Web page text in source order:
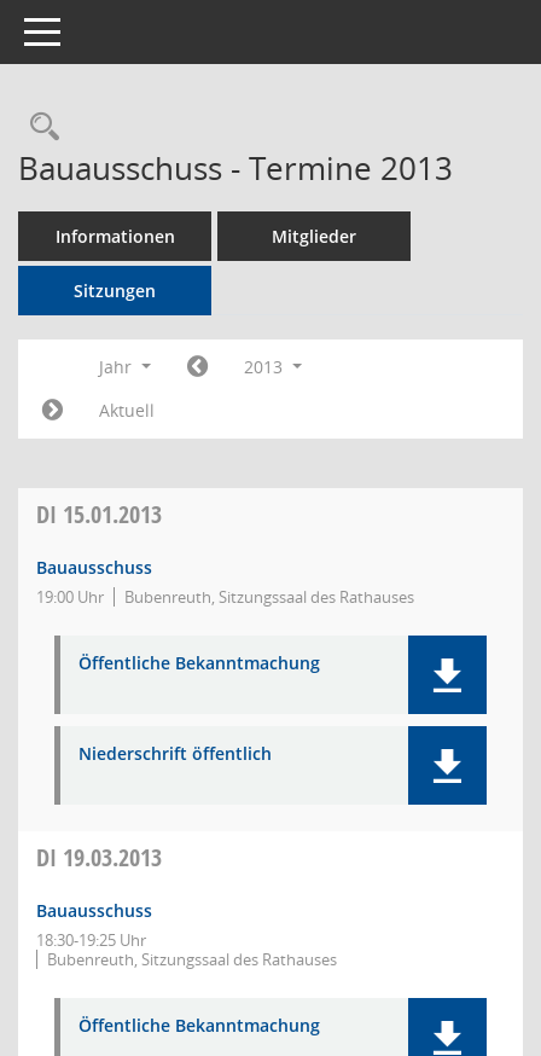
Toggle navigation
Rechercheauswahl
Bauausschuss - Termine 2013
Informationen Mitglieder
Sitzungen
Jahr
2013
Aktuell
DI 15.01.2013
Bauausschuss
19:00 Uhr Bubenreuth, Sitzungssaal des Rathauses
Öffentliche Bekanntmachung
Niederschrift öffentlich
DI 19.03.2013
Bauausschuss
18:30-19:25 Uhr
Bubenreuth, Sitzungssaal des Rathauses
Öffentliche Bekanntmachung